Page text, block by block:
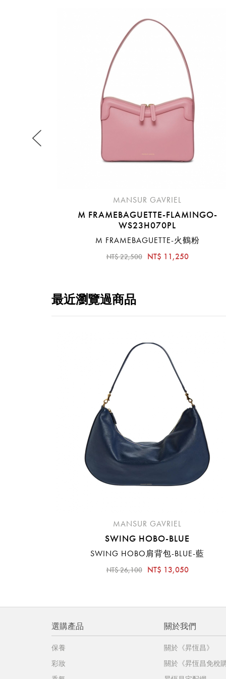
MANSUR GAVRIEL
M FRAMEBAGUETTE-FLAMINGO-
WS23H070PL
M FRAMEBAGUETTE-火鶴粉
NT$ 22,500 NT$ 11,250
最近瀏覽過商品
MANSUR GAVRIEL
SWING HOBO-BLUE
SWING HOBO肩背包-BLUE-藍
NT$ 26,100 NT$ 13,050
選購產品
保養
彩妝
關於我們
關於《昇恆昌》
關於《昇恆昌免稅